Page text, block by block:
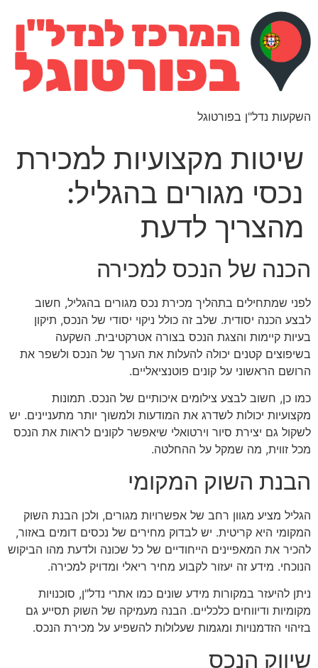
השקעות נדל"ן בפורטוגל
שיטות מקצועיות למכירת
נכסי מגורים בהגליל:
מהצריך לדעת
הכנה של הנכס למכירה
לפני שמתחילים בתהליך מכירת נכס מגורים בהגליל, חשוב
לבצע הכנה יסודית. שלב זה כולל ניקוי יסודי של הנכס, תיקון
בעיות קיימות והצגת הנכס בצורה אטרקטיבית. השקעה
בשיפוצים קטנים יכולה להעלות את הערך של הנכס ולשפר את
הרושם הראשוני על קונים פוטנציאליים.
כמו כן, חשוב לבצע צילומים איכותיים של הנכס. תמונות
מקצועיות יכולות לשדרג את המודעות ולמשוך יותר מתעניינים. יש
לשקול גם יצירת סיור וירטואלי שיאפשר לקונים לראות את הנכס
מכל זווית, מה שמקל על ההחלטה.
הבנת השוק המקומי
הגליל מציע מגוון רחב של אפשרויות מגורים, ולכן הבנת השוק
המקומי היא קריטית. יש לבדוק מחירים של נכסים דומים באזור,
להכיר את המאפיינים הייחודיים של כל שכונה ולדעת מהו הביקוש
הנוכחי. מידע זה יעזור לקבוע מחיר ריאלי ומדויק למכירה.
ניתן להיעזר במקורות מידע שונים כמו אתרי נדל"ן, סוכנויות
מקומיות ודיווחים כלכליים. הבנה מעמיקה של השוק תסייע גם
בזיהוי הזדמנויות ומגמות שעלולות להשפיע על מכירת הנכס.
שיווק הנכס